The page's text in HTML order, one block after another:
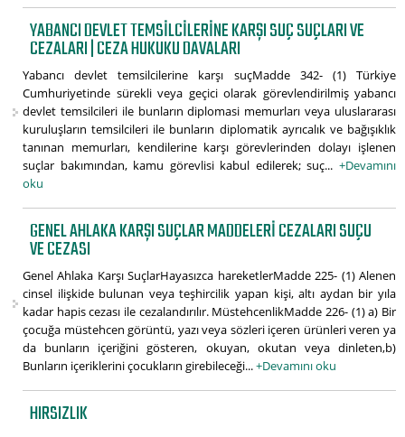
YABANCI DEVLET TEMSILCILERINE KARŞI SUÇ SUÇLARI VE
CEZALARI | CEZA HUKUKU DAVALARI
Yabancı devlet temsilcilerine karşı suçMadde 342- (1) Türkiye
Cumhuriyetinde sürekli veya geçici olarak görevlendirilmiş yabancı
devlet temsilcileri ile bunların diplomasi memurları veya uluslararası
kuruluşların temsilcileri ile bunların diplomatik ayrıcalık ve bağışıklık
tanınan memurları, kendilerine karşı görevlerinden dolayı işlenen
suçlar bakımından, kamu görevlisi kabul edilerek; suç... +Devamını
oku
GENEL AHLAKA KARŞI SUÇLAR MADDELERI CEZALARI SUÇU
VE CEZASI
Genel Ahlaka Karşı SuçlarHayasızca hareketlerMadde 225- (1) Alenen
cinsel ilişkide bulunan veya teşhircilik yapan kişi, altı aydan bir yıla
kadar hapis cezası ile cezalandırılır. MüstehcenlikMadde 226- (1) a) Bir
çocuğa müstehcen görüntü, yazı veya sözleri içeren ürünleri veren ya
da bunların içeriğini gösteren, okuyan, okutan veya dinleten,b)
Bunların içeriklerini çocukların girebileceği...+Devamını oku
HIRSIZLIK